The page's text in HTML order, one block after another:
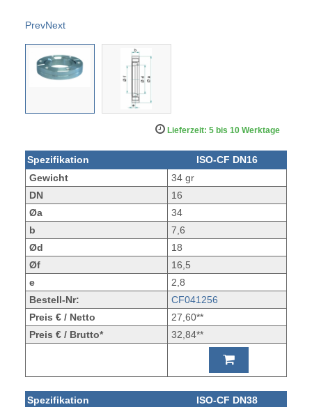
PrevNext
Lieferzeit: 5 bis 10 Werktage
Spezifikation
ISO-CF DN16
Gewicht
34 gr
DN
16
Øa
34
b
7,6
Ød
18
Øf
16,5
e
2,8
Bestell-Nr:
CF041256
Preis € / Netto
27,60**
Preis € / Brutto*
32,84**
Spezifikation
ISO-CF DN38